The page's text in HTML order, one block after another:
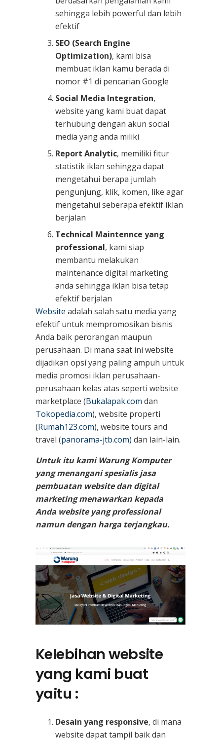
sehingga lebih powerful dan lebih
efektif
SEO (Search Engine
Optimization), kami bisa
membuat iklan kamu berada di
nomor #1 di pencarian Google
Social Media Integration,
website yang kami buat dapat
terhubung dengan akun social
media yang anda miliki
Report Analytic, memiliki fitur
statistik iklan sehingga dapat
mengetahui berapa jumlah
pengunjung, klik, komen, like agar
mengetahui seberapa efektif iklan
berjalan
Technical Maintennce yang
professional, kami siap
membantu melakukan
maintenance digital marketing
anda sehingga iklan bisa tetap
efektif berjalan
Website adalah salah satu media yang
efektif untuk mempromosikan bisnis
Anda baik perorangan maupun
perusahaan. Di mana saat ini website
dijadikan opsi yang paling ampuh untuk
media promosi iklan perusahaan-
perusahaan kelas atas seperti website
marketplace (Bukalapak.com dan
Tokopedia.com), website properti
(Rumah123.com), website tours and
travel (panorama-jtb.com) dan lain-lain.
Untuk itu kami Warung Komputer
yang menangani spesialis jasa
pembuatan website dan digital
marketing menawarkan kepada
Anda website yang professional
namun dengan harga terjangkau.
Kelebihan website
yang kami buat
yaitu :
Desain yang responsive, di mana
website dapat tampil baik dan